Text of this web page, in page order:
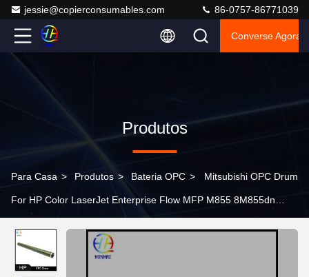
jessie@copierconsumables.com 86-0757-86771039
Converse Agora
Produtos
Para Casa > Produtos > Bateria OPC > Mitsubishi OPC Drum
For HP Color LaserJet Enterprise Flow MFP M855 8M855dn